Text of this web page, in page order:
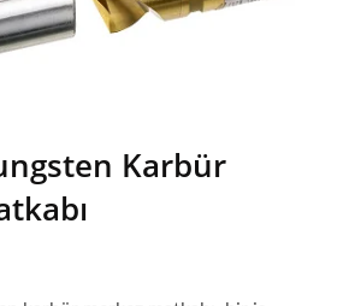
Karbür